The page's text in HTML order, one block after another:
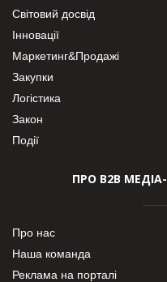
Світовий досвід
Інновації
Маркетинг&Продажі
Закупки
Логістика
Закон
Події
ПРО В2В МЕДІА-
Про нас
Наша команда
Реклама на порталі